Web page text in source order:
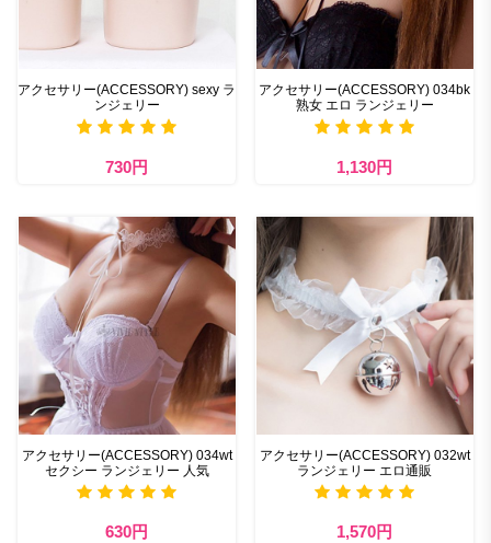
アクセサリー(ACCESSORY) sexy ラ
ンジェリー
730円
アクセサリー(ACCESSORY) 034bk
熟女 エロ ランジェリー
1,130円
アクセサリー(ACCESSORY) 034wt
セクシー ランジェリー 人気
630円
アクセサリー(ACCESSORY) 032wt
ランジェリー エロ通販
1,570円